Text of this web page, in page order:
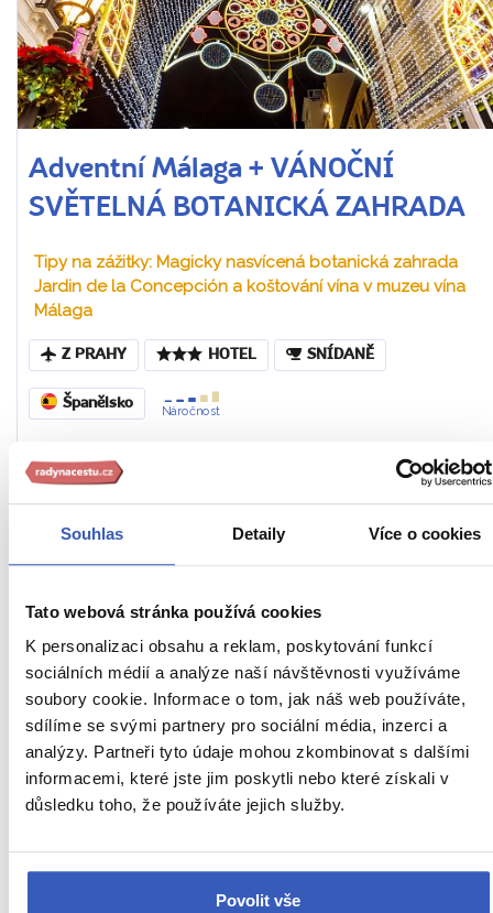
Souhlas Detaily Více o cookies
Tato webová stránka používá cookies
K personalizaci obsahu a reklam, poskytování funkcí
sociálních médií a analýze naší návštěvnosti využíváme
soubory cookie. Informace o tom, jak náš web používáte,
sdílíme se svými partnery pro sociální média, inzerci a
analýzy. Partneři tyto údaje mohou zkombinovat s dalšími
informacemi, které jste jim poskytli nebo které získali v
důsledku toho, že používáte jejich služby.
Povolit vše
Adventní Málaga + VÁNOČNÍ
SVĚTELNÁ BOTANICKÁ ZAHRADA
Tipy na zážitky: Magicky nasvícená botanická zahrada
Jardin de la Concepción a koštování vína v muzeu vína
Málaga
Z PRAHY HOTEL SNÍDANĚ
Španělsko
Náročnost
8. – 12. 12. 2027 (5 dní / 4 noci)
25 990 Kč
Cena za 1 osobu
Naši průvodci vás zavedou i tam,
kde to jiní neznají